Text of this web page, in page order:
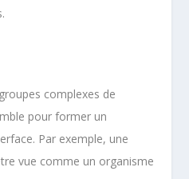
complexes de
pour former un
Par exemple, une
vue comme un organisme